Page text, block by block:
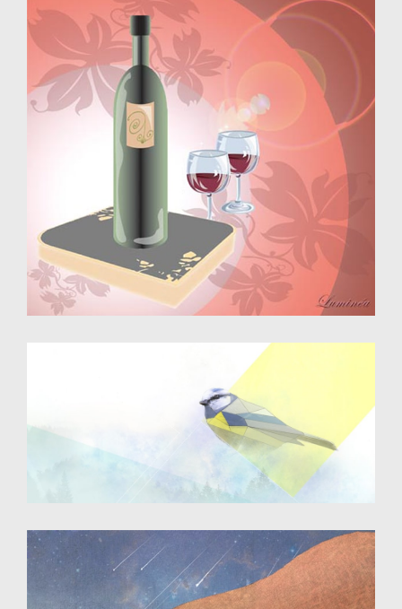
Illustration - dessin vectoriel
Design d'objet
Illustration - photomontage
Destiné au web